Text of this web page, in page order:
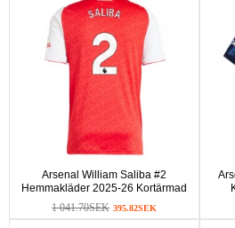
Arsenal William Saliba #2
Hemmakläder 2025-26 Kortärmad
1 041.70SEK 395.82SEK